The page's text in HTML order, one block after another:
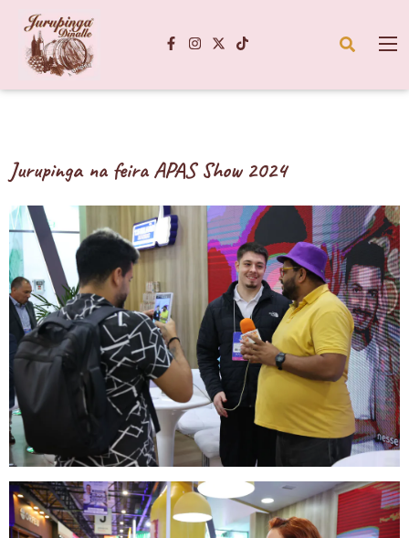
Jurupinga na feira APAS Show 2024